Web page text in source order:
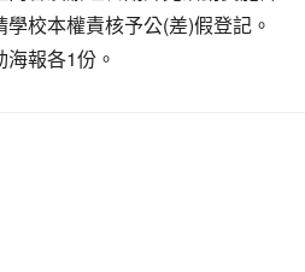
校本權責核予公(差)假登記。
報各1份。